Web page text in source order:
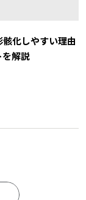
化しやすい理由
を解説